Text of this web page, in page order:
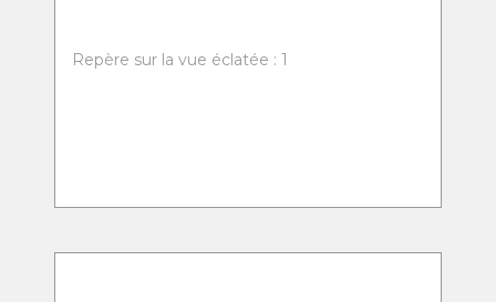
Repère sur la vue éclatée : 1